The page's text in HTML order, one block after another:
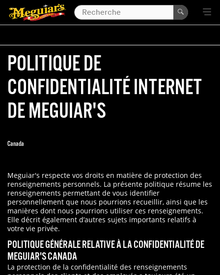
POLITIQUE DE
CONFIDENTIALITÉ INTERNET
DE MEGUIAR'S
Canada
Meguiar's respecte vos droits en matière de protection des
renseignements personnels. La présente politique résume les
renseignements permettant de vous identifier
personnellement que nous pourrions recueillir, ainsi que les
manières dont nous pourrions utiliser ces renseignements.
Elle décrit également d’autres sujets importants relatifs à
votre vie privée.
POLITIQUE GÉNÉRALE RELATIVE À LA CONFIDENTIALITÉ DE
MEGUIAR'S CANADA
La protection de la confidentialité des renseignements